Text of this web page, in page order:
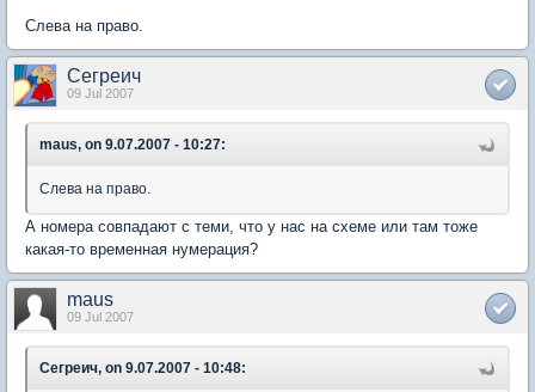
Слева на право.
Сегреич
09 Jul 2007
maus, on 9.07.2007 - 10:27:
Слева на право.
А номера совпадают с теми, что у нас на схеме или там тоже
какая-то временная нумерация?
maus
09 Jul 2007
Сегреич, on 9.07.2007 - 10:48: